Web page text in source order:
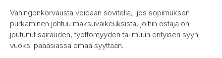
Vahingonkorvausta voidaan sovitella, jos sopimuksen
purkaminen johtuu maksuvaikeuksista, joihin ostaja on
joutunut sairauden, työttömyyden tai muun erityisen syyn
vuoksi pääasiassa omaa syyttään.